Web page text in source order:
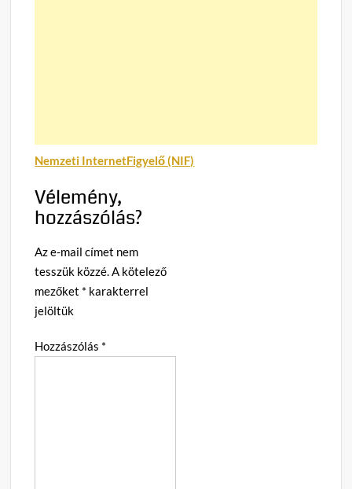
Nemzeti InternetFigyelő (NIF)
Vélemény,
hozzászólás?
Az e-mail címet nem
tesszük közzé.A kötelező
mezőket * karakterrel
jelöltük
Hozzászólás *